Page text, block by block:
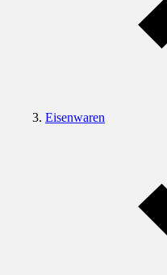
Eisenwaren